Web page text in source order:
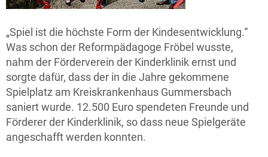
„Spiel ist die höchste Form der Kindesentwicklung.“
Was schon der Reformpädagoge Fröbel wusste,
nahm der Förderverein der Kinderklinik ernst und
sorgte dafür, dass der in die Jahre gekommene
Spielplatz am Kreiskrankenhaus Gummersbach
saniert wurde. 12.500 Euro spendeten Freunde und
Förderer der Kinderklinik, so dass neue Spielgeräte
angeschafft werden konnten.